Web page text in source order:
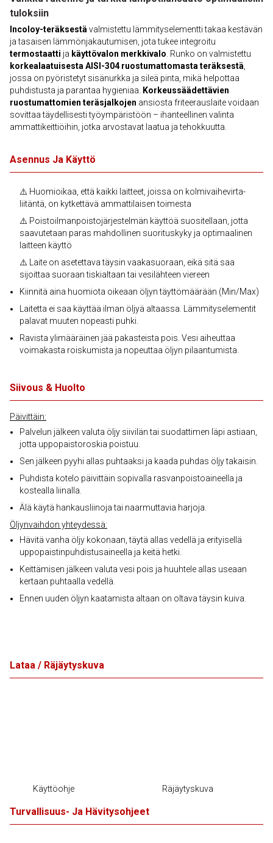
tuloksiin
Incoloy-teräksestä valmistettu lämmityselementti takaa kestävän
ja tasaisen lämmönjakautumisen, jota tukee integroitu
termostaatti ja käyttövalon merkkivalo . Runko on valmistettu
korkealaatuisesta AISI-304 ruostumattomasta teräksestä
jossa on pyöristetyt sisänurkka ja sileä pinta, mikä helpottaa
puhdistusta ja parantaa hygieniaa.
Korkeussäädettävien
ruostumattomien teräsjalkojen ansiosta friteerauslaite voidaan
sovittaa täydellisesti työympäristöön – ihanteellinen valinta
ammattikeittiöihin, jotka arvostavat laatua ja tehokkuutta.
Asennus Ja Käyttö
⚠️ Huomioikaa, että kaikki laitteet, joissa on kolmivaihevirta-
liitäntä, on kytkettävä ammattilaisen toimesta
⚠️ Poistoilmanpoistojärjestelmän käyttöä suositellaan, jotta
saavutetaan paras mahdollinen suorituskyky ja optimaalinen
laitteen käyttö
⚠️ Laite on asetettava täysin vaakasuoraan, eikä sitä saa
sijoittaa suoraan tiskialtaan tai vesilähteen viereen
Kiinnitä aina huomiota oikeaan öljyn täyttömäärään (Min/Max)
Laitetta ei saa käyttää ilman öljyä altaassa. Lämmityselementit
palavat muuten nopeasti puhki.
Ravista ylimääräinen jää pakasteista pois. Vesi aiheuttaa
voimakasta roiskumista ja nopeuttaa öljyn pilaantumista.
Siivous & Huolto
Päivittäin:
Palvelun jälkeen valuta öljy siivilän tai suodattimen läpi astiaan,
jotta uppopaistoroskia poistuu.
Sen jälkeen pyyhi allas puhtaaksi ja kaada puhdas öljy takaisin.
Puhdista kotelo päivittäin sopivalla rasvanpoistoaineella ja
kostealla liinalla.
Älä käytä hankausliinoja tai naarmuttavia harjoja.
Öljynvaihdon yhteydessä:
Hävitä vanha öljy kokonaan, täytä allas vedellä ja erityisellä
uppopaistinpuhdistusaineella ja keitä hetki.
Keittämisen jälkeen valuta vesi pois ja huuhtele allas useaan
kertaan puhtaalla vedellä.
Ennen uuden öljyn kaatamista altaan on oltava täysin kuiva.
Lataa / Räjäytyskuva
Käyttöohje Räjäytyskuva
Turvallisuus- Ja Hävitysohjeet